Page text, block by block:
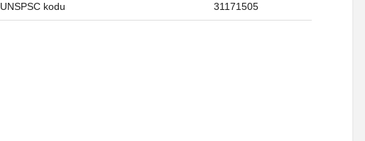
UNSPSC kodu 31171505